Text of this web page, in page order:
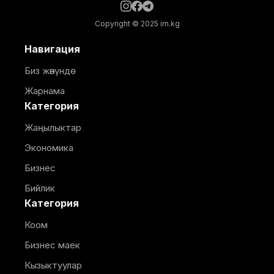
Copyright © 2025 im.kg
Навигация
Биз жөнүндө
Жарнама
Категория
Жаңылыктар
Экономика
Бизнес
Бийлик
Категория
Коом
Бизнес маек
Кызыктуулар